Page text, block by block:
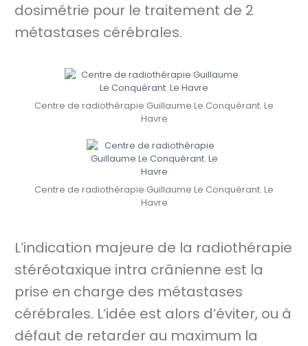
dosimétrie pour le traitement de 2
métastases cérébrales.
Centre de radiothérapie Guillaume Le Conquérant. Le
Havre
Centre de radiothérapie Guillaume Le Conquérant. Le
Havre
L’indication majeure de la radiothérapie
stéréotaxique intra crânienne est la
prise en charge des métastases
cérébrales. L’idée est alors d’éviter, ou à
défaut de retarder au maximum la